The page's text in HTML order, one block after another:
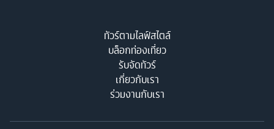
ทัวร์ตามไลฟ์สไตล์
บล็อกท่องเที่ยว
รับจัดทัวร์
เกี่ยวกับเรา
ร่วมงานกับเรา